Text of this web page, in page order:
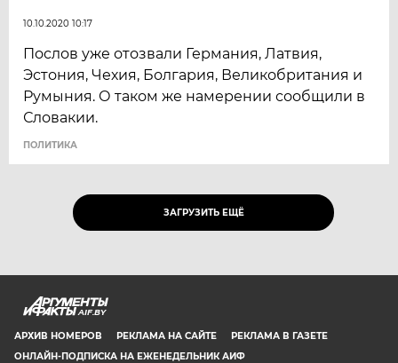
10.10.2020 10:17
Послов уже отозвали Германия, Латвия,
Эстония, Чехия, Болгария, Великобритания и
Румыния. О таком же намерении сообщили в
Словакии.
ПОЛИТИКА
ЗАГРУЗИТЬ ЕЩЁ
AIF.BY
АРХИВ НОМЕРОВ РЕКЛАМА НА САЙТЕ
РЕКЛАМА В ГАЗЕТЕ
ОНЛАЙН-ПОДПИСКА НА ЕЖЕНЕДЕЛЬНИК АИФ